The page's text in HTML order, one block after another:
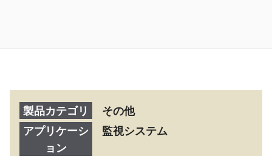
製品カテゴリ
その他
アプリケーシ
ョン
監視システム